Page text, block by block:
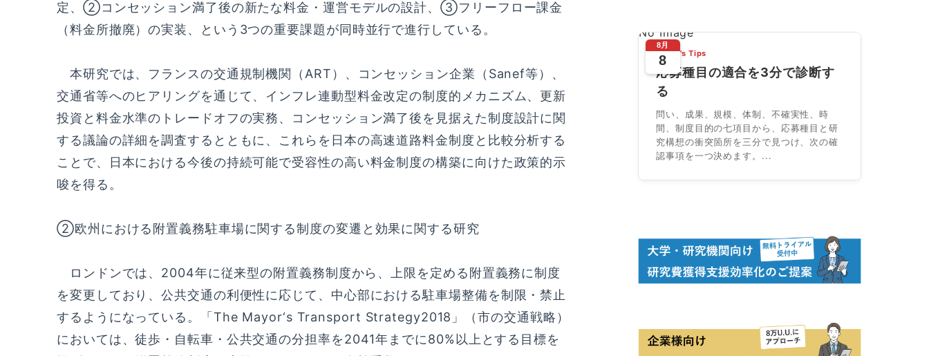
定、②コンセッション満了後の新たな料金・運営モデルの設計、③フリーフロー課金
（料金所撤廃）の実装、という3つの重要課題が同時並行で進行している。
本研究では、フランスの交通規制機関（ART）、コンセッション企業（Sanef等）、
交通省等へのヒアリングを通じて、インフレ連動型料金改定の制度的メカニズム、更新
投資と料金水準のトレードオフの実務、コンセッション満了後を見据えた制度設計に関
する議論の詳細を調査するとともに、これらを日本の高速道路料金制度と比較分析する
ことで、日本における今後の持続可能で受容性の高い料金制度の構築に向けた政策的示
唆を得る。
②欧州における附置義務駐車場に関する制度の変遷と効果に関する研究
ロンドンでは、2004年に従来型の附置義務制度から、上限を定める附置義務に制度
を変更しており、公共交通の利便性に応じて、中心部における駐車場整備を制限・禁止
するようになっている。「The Mayor‘s Transport Strategy2018」（市の交通戦略）
においては、徒歩・自転車・公共交通の分担率を2041年までに80%以上とする目標を
No Image
8月
8
Today's Tips
応募種目の適合を3分で診断す
る
問い、成果、規模、体制、不確実性、時
間、制度目的の七項目から、応募種目と研
究構想の衝突箇所を三分で見つけ、次の確
認事項を一つ決めます。...